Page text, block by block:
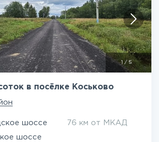
1 /5
в посёлке Коськово
шоссе 76 км от МКАД
шоссе